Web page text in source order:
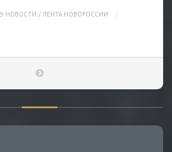
НОВОСТИ / ЛЕНТА НОВОРОССИИ